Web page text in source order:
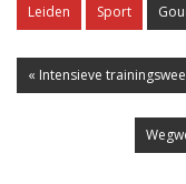
Leiden Sport
« Intensieve